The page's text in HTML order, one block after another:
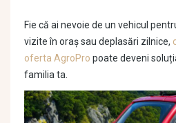
Fie că ai nevoie de un vehicul
vizite în oraș sau deplasări zilnice,
oferta AgroPro poate deveni
familia ta.